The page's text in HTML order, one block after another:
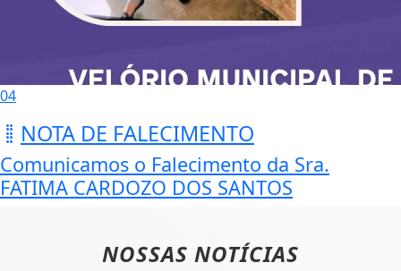
04
NOTA DE FALECIMENTO
Comunicamos o Falecimento da Sra.
FATIMA CARDOZO DOS SANTOS
NOSSAS NOTÍCIAS